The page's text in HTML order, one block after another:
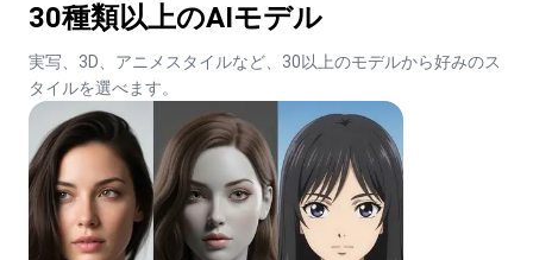
30種類以上のAIモデル
実写、3D、アニメスタイルなど、30以上のモデルから好みのス
タイルを選べます。